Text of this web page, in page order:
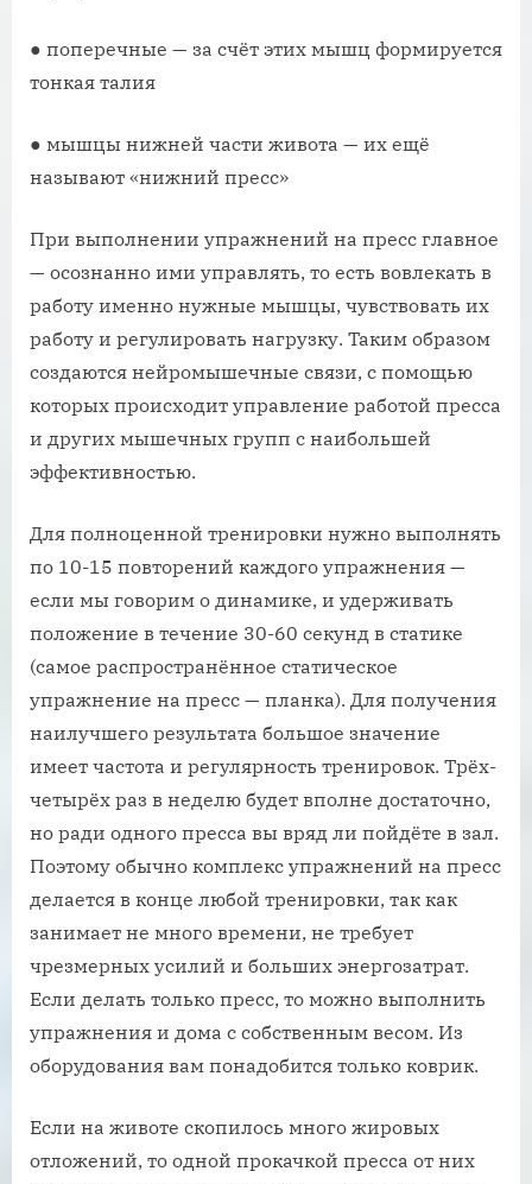
● поперечные — за счёт этих мышц формируется
тонкая талия
● мышцы нижней части живота — их ещё
называют «нижний пресс»
При выполнении упражнений на пресс главное
— осознанно ими управлять, то есть вовлекать в
работу именно нужные мышцы, чувствовать их
работу и регулировать нагрузку. Таким образом
создаются нейромышечные связи, с помощью
которых происходит управление работой пресса
и других мышечных групп с наибольшей
эффективностью.
Для полноценной тренировки нужно выполнять
по 10-15 повторений каждого упражнения —
если мы говорим о динамике, и удерживать
положение в течение 30-60 секунд в статике
(самое распространённое статическое
упражнение на пресс — планка). Для получения
наилучшего результата большое значение
имеет частота и регулярность тренировок. Трёх-
четырёх раз в неделю будет вполне достаточно,
но ради одного пресса вы вряд ли пойдёте в зал.
Поэтому обычно комплекс упражнений на пресс
делается в конце любой тренировки, так как
занимает не много времени, не требует
чрезмерных усилий и больших энергозатрат.
Если делать только пресс, то можно выполнить
упражнения и дома с собственным весом. Из
оборудования вам понадобится только коврик.
Если на животе скопилось много жировых
отложений, то одной прокачкой пресса от них